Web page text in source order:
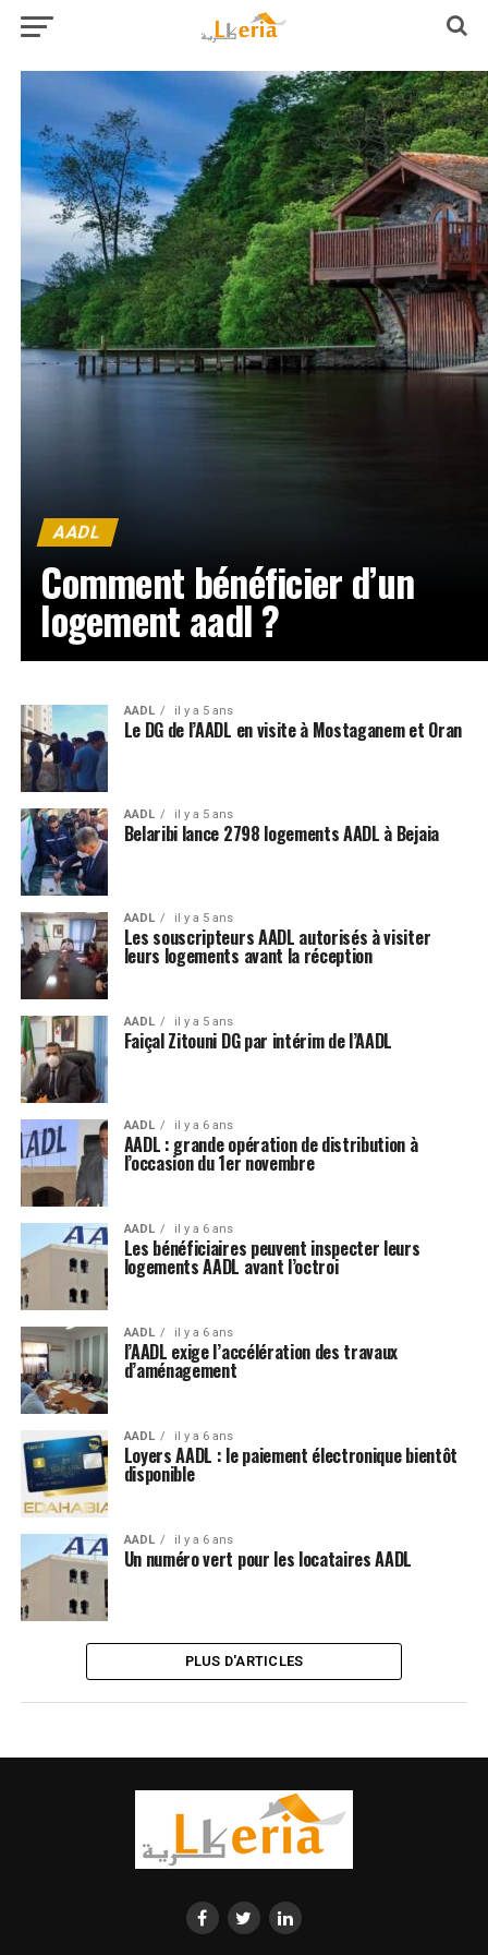
AADL
Comment bénéficier d’un
logement aadl ?
AADL il y a 5 ans
Le DG de l’AADL en visite à Mostaganem et Oran
AADL il y a 5 ans
Belaribi lance 2798 logements AADL à Bejaia
AADL il y a 5 ans
Les souscripteurs AADL autorisés à visiter
leurs logements avant la réception
AADL il y a 5 ans
Faiçal Zitouni DG par intérim de l’AADL
AADL il y a 6 ans
AADL : grande opération de distribution à
l’occasion du 1er novembre
AADL il y a 6 ans
Les bénéficiaires peuvent inspecter leurs
logements AADL avant l’octroi
AADL il y a 6 ans
l’AADL exige l’accélération des travaux
d’aménagement
AADL il y a 6 ans
Loyers AADL : le paiement électronique bientôt
disponible
AADL il y a 6 ans
Un numéro vert pour les locataires AADL
PLUS D'ARTICLES